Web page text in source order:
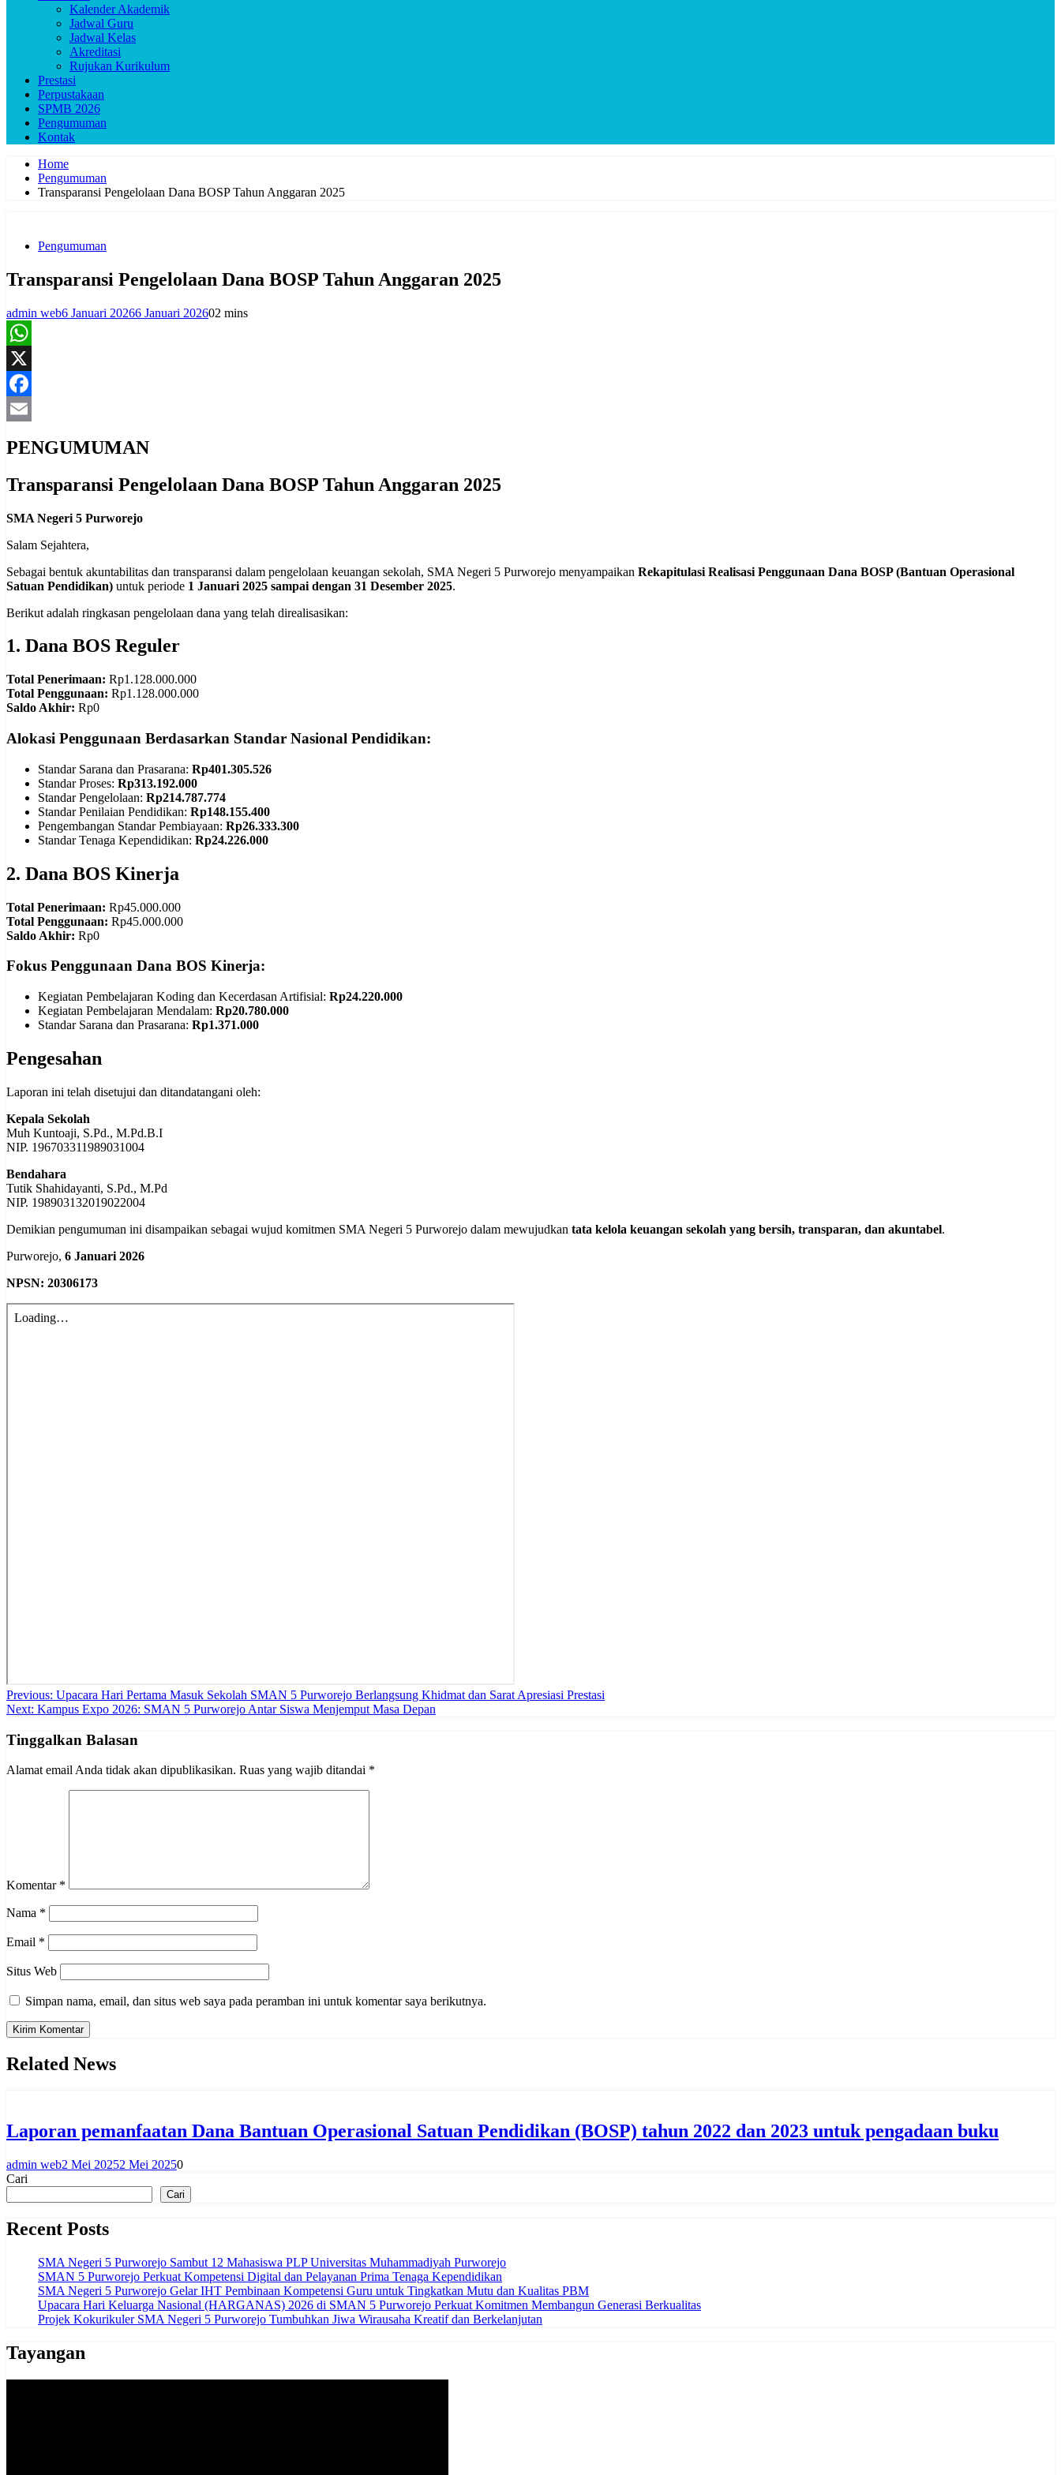
Kalender Akademik
Jadwal Guru
Jadwal Kelas
Akreditasi
Rujukan Kurikulum
Prestasi
Perpustakaan
SPMB 2026
Pengumuman
Kontak
Home
Pengumuman
Transparansi Pengelolaan Dana BOSP Tahun Anggaran 2025
Pengumuman
Transparansi Pengelolaan Dana BOSP Tahun Anggaran 2025
admin web6 Januari 20266 Januari 202602 mins
WhatsApp
X
Facebook
PENGUMUMAN
Transparansi Pengelolaan Dana BOSP Tahun Anggaran 2025
SMA Negeri 5 Purworejo
Salam Sejahtera,
Sebagai bentuk akuntabilitas dan transparansi dalam pengelolaan keuangan sekolah, SMA Negeri 5 Purworejo menyampaikan Rekapitulasi Realisasi Penggunaan Dana BOSP (Bantuan Operasional
Satuan Pendidikan) untuk periode 1 Januari 2025 sampai dengan 31 Desember 2025.
Berikut adalah ringkasan pengelolaan dana yang telah direalisasikan:
1. Dana BOS Reguler
Total Penerimaan: Rp1.128.000.000
Total Penggunaan: Rp1.128.000.000
Saldo Akhir: Rp0
Alokasi Penggunaan Berdasarkan Standar Nasional Pendidikan:
Standar Sarana dan Prasarana: Rp401.305.526
Standar Proses: Rp313.192.000
Standar Pengelolaan: Rp214.787.774
Standar Penilaian Pendidikan: Rp148.155.400
Pengembangan Standar Pembiayaan: Rp26.333.300
Standar Tenaga Kependidikan: Rp24.226.000
2. Dana BOS Kinerja
Total Penerimaan: Rp45.000.000
Total Penggunaan: Rp45.000.000
Saldo Akhir: Rp0
Fokus Penggunaan Dana BOS Kinerja:
Kegiatan Pembelajaran Koding dan Kecerdasan Artifisial: Rp24.220.000
Kegiatan Pembelajaran Mendalam: Rp20.780.000
Standar Sarana dan Prasarana: Rp1.371.000
Pengesahan
Laporan ini telah disetujui dan ditandatangani oleh:
Kepala Sekolah
Muh Kuntoaji, S.Pd., M.Pd.B.I
NIP. 196703311989031004
Bendahara
Tutik Shahidayanti, S.Pd., M.Pd
NIP. 198903132019022004
Demikian pengumuman ini disampaikan sebagai wujud komitmen SMA Negeri 5 Purworejo dalam mewujudkan tata kelola keuangan sekolah yang bersih, transparan, dan akuntabel.
Purworejo, 6 Januari 2026
NPSN: 20306173
Navigasi
pos
Previous: Upacara Hari Pertama Masuk Sekolah SMAN 5 Purworejo Berlangsung Khidmat dan Sarat Apresiasi Prestasi
Next: Kampus Expo 2026: SMAN 5 Purworejo Antar Siswa Menjemput Masa Depan
Tinggalkan Balasan
Alamat email Anda tidak akan dipublikasikan. Ruas yang wajib ditandai *
Komentar *
Nama *
Email *
Situs Web
Simpan nama, email, dan situs web saya pada peramban ini untuk komentar saya berikutnya.
Related News
Laporan pemanfaatan Dana Bantuan Operasional Satuan Pendidikan (BOSP) tahun 2022 dan 2023 untuk pengadaan buku
admin web2 Mei 20252 Mei 20250
Cari
Cari
Recent Posts
SMA Negeri 5 Purworejo Sambut 12 Mahasiswa PLP Universitas Muhammadiyah Purworejo
SMAN 5 Purworejo Perkuat Kompetensi Digital dan Pelayanan Prima Tenaga Kependidikan
SMA Negeri 5 Purworejo Gelar IHT Pembinaan Kompetensi Guru untuk Tingkatkan Mutu dan Kualitas PBM
Upacara Hari Keluarga Nasional (HARGANAS) 2026 di SMAN 5 Purworejo Perkuat Komitmen Membangun Generasi Berkualitas
Projek Kokurikuler SMA Negeri 5 Purworejo Tumbuhkan Jiwa Wirausaha Kreatif dan Berkelanjutan
Tayangan